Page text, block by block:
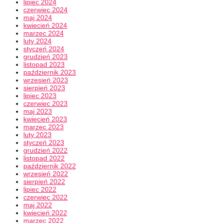
lipiec 2024
czerwiec 2024
maj 2024
kwiecień 2024
marzec 2024
luty 2024
styczeń 2024
grudzień 2023
listopad 2023
październik 2023
wrzesień 2023
sierpień 2023
lipiec 2023
czerwiec 2023
maj 2023
kwiecień 2023
marzec 2023
luty 2023
styczeń 2023
grudzień 2022
listopad 2022
październik 2022
wrzesień 2022
sierpień 2022
lipiec 2022
czerwiec 2022
maj 2022
kwiecień 2022
marzec 2022